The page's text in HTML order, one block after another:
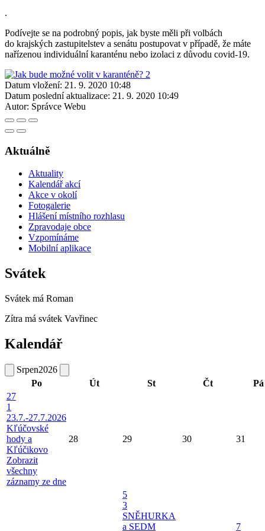
.
Podívejte se na podrobný popis, jak byste měli při volbách
do krajských zastupitelstev a senátu postupovat v případě, že máte
nařízenou individuální karanténu nebo izolaci z důvodu covid-19.
Datum vložení: 21. 9. 2020 10:48
Datum poslední aktualizace: 21. 9. 2020 10:49
Autor: Správce Webu
Aktuálně
Aktuality
Kalendář akcí
Akce v okolí
Fotogalerie
Hlášení místního rozhlasu
Zpravodaje obce
Vzpomínáme
Mobilní aplikace
Svátek
Svátek má Roman
Zítra má svátek Vavřinec
Kalendář
Srpen2026
Po
Út St Čt
Pá
27
1
23.7.-27.7.2026
Kľúčovské
hody a
Kľúčikovo
Zobrazit
všechny
záznamy ze dne
28 29 30 31
5
3
SNĚHURKA
a SEDM
7